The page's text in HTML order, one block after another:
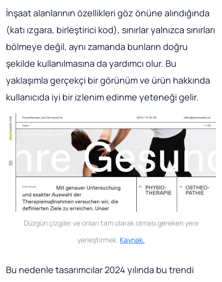
İnşaat alanlarının özellikleri göz önüne alındığında
(katı ızgara, birleştirici kod), sınırlar yalnızca sınırları
bölmeye değil, aynı zamanda bunların doğru
şekilde kullanılmasına da yardımcı olur. Bu
yaklaşımla gerçekçi bir görünüm ve ürün hakkında
kullanıcıda iyi bir izlenim edinme yeteneği gelir.
Düzgün çizgiler ve onları tam olarak olması gereken yere
yerleştirmek. Kaynak.
Bu nedenle tasarımcılar 2024 yılında bu trendi